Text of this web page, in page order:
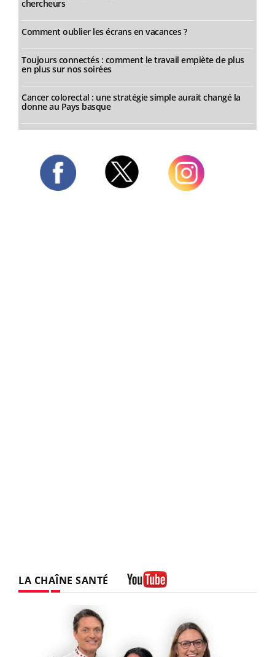
chercheurs
Comment oublier les écrans en vacances ?
Toujours connectés : comment le travail empiète de plus
en plus sur nos soirées
Cancer colorectal : une stratégie simple aurait changé la
donne au Pays basque
LA CHAÎNE SANTÉ